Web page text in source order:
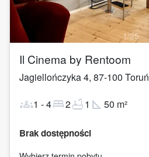
1/25
Il Cinema by Rentoom
Jagiellończyka 4, 87-100 Toruń
groups1 -4bed2bathtub1 square_foot 50 m²
Brak dostępności